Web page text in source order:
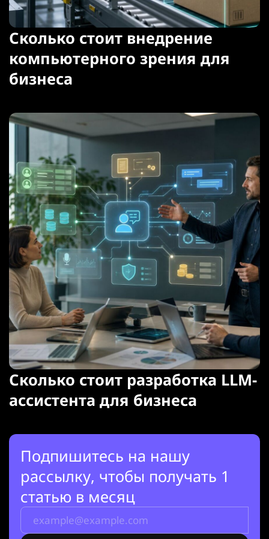
Сколько стоит внедрение
компьютерного зрения для
бизнеса
Сколько стоит разработка LLM-
ассистента для бизнеса
Подпишитесь на нашу
рассылку, чтобы получать 1
статью в месяц